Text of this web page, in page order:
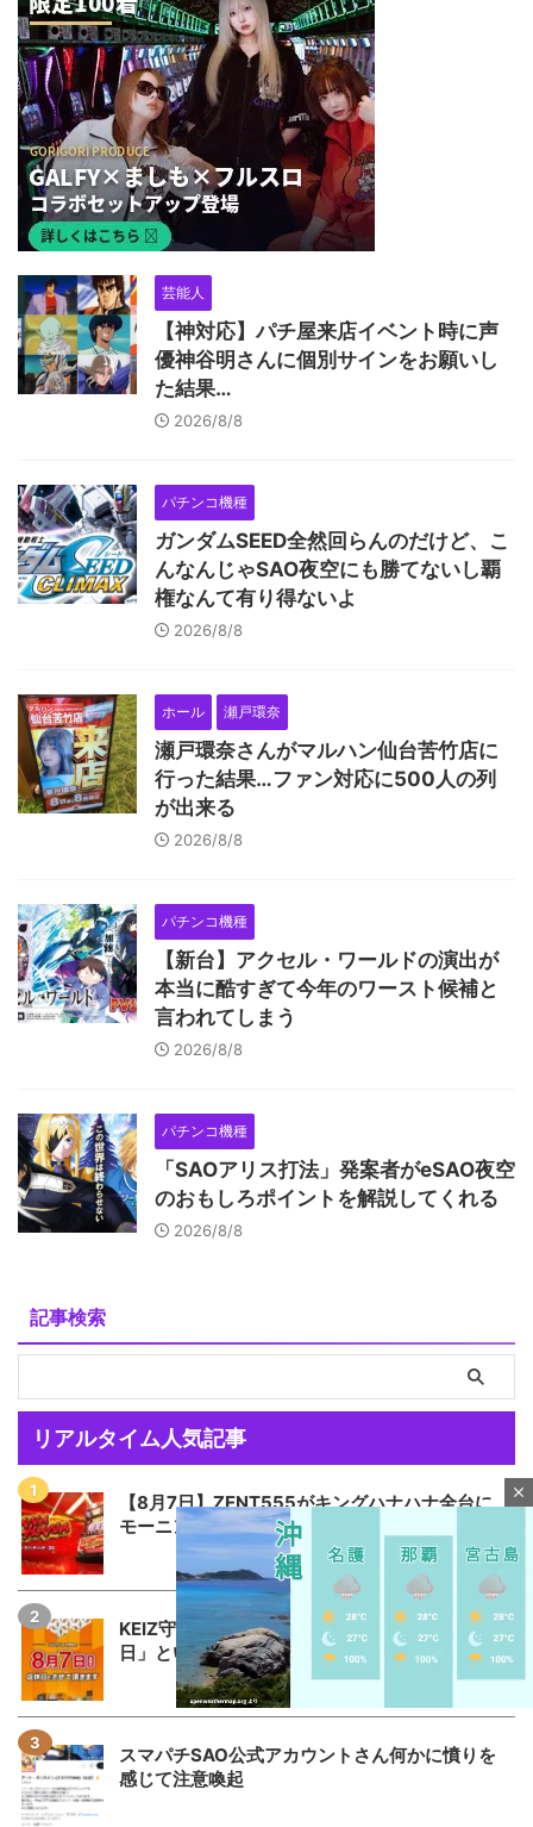
芸能人
【神対応】パチ屋来店イベント時に声
優神谷明さんに個別サインをお願いし
た結果…
2026/8/8
パチンコ機種
ガンダムSEED全然回らんのだけど、こ
んなんじゃSAO夜空にも勝てないし覇
権なんて有り得ないよ
2026/8/8
ホール 瀬戸環奈
瀬戸環奈さんがマルハン仙台苦竹店に
行った結果…ファン対応に500人の列
が出来る
2026/8/8
パチンコ機種
【新台】アクセル・ワールドの演出が
本当に酷すぎて今年のワースト候補と
言われてしまう
2026/8/8
パチンコ機種
「SAOアリス打法」発案者がeSAO夜空
のおもしろポイントを解説してくれる
2026/8/8
記事検索
リアルタイム人気記事
【8月7日】ZENT555がキングハナハナ全台に
モーニングを仕込む←さ...
KEIZ守山店「8月7日重大発表→8月7日店休
日」というポストが流行る...
スマパチSAO公式アカウントさん何かに憤りを
感じて注意喚起
close